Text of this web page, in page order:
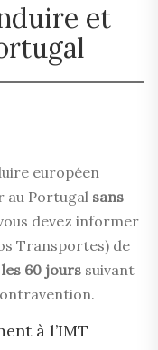
et
européen
au Portugal sans
devez informer
Transportes) de
60 jours suivant
à l’IMT